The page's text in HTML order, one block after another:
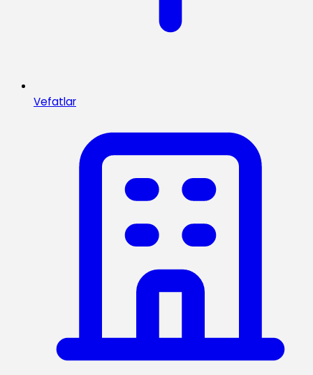
Vefatlar